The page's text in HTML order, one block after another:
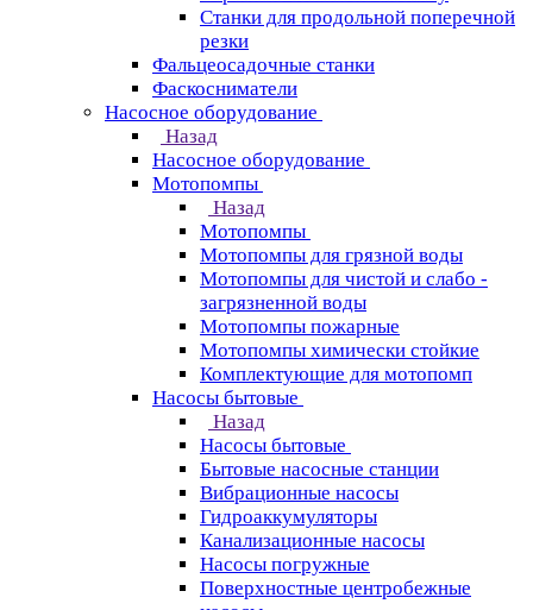
Станки для продольной поперечной
резки
Фальцеосадочные станки
Фаскосниматели
Насосное оборудование
Назад
Насосное оборудование
Мотопомпы
Назад
Мотопомпы
Мотопомпы для грязной воды
Мотопомпы для чистой и слабо -
загрязненной воды
Мотопомпы пожарные
Мотопомпы химически стойкие
Комплектующие для мотопомп
Насосы бытовые
Назад
Насосы бытовые
Бытовые насосные станции
Вибрационные насосы
Гидроаккумуляторы
Канализационные насосы
Насосы погружные
Поверхностные центробежные